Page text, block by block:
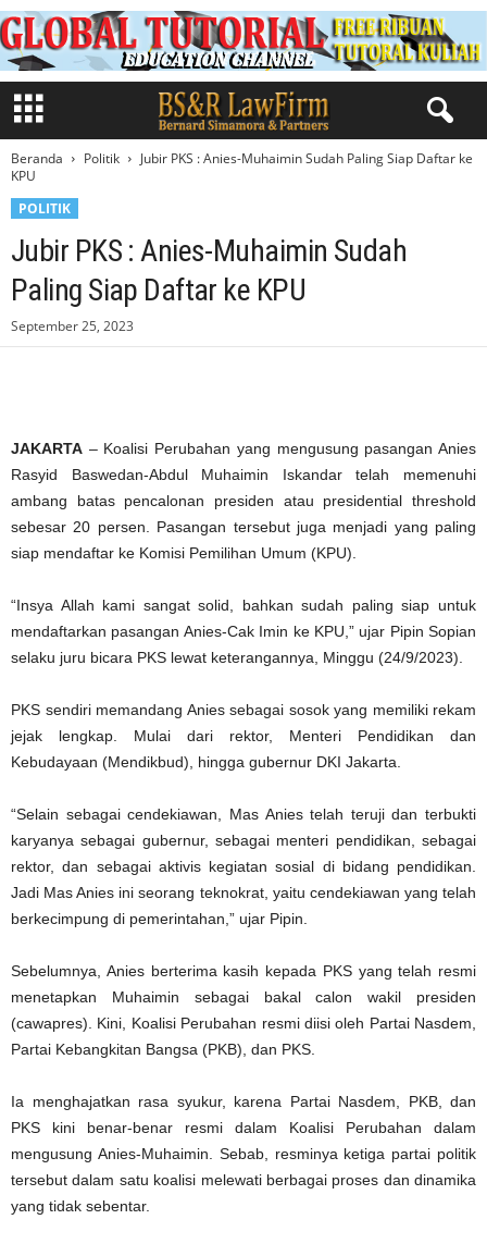
Beranda Politik
Jubir PKS : Anies-Muhaimin Sudah Paling Siap Daftar ke
KPU
POLITIK
Jubir PKS : Anies-Muhaimin Sudah
Paling Siap Daftar ke KPU
September 25, 2023
JAKARTA – Koalisi Perubahan yang mengusung pasangan Anies
Rasyid Baswedan-Abdul Muhaimin Iskandar telah memenuhi
ambang batas pencalonan presiden atau presidential threshold
sebesar 20 persen. Pasangan tersebut juga menjadi yang paling
siap mendaftar ke Komisi Pemilihan Umum (KPU).
“Insya Allah kami sangat solid, bahkan sudah paling siap untuk
mendaftarkan pasangan Anies-Cak Imin ke KPU,” ujar Pipin Sopian
selaku juru bicara PKS lewat keterangannya, Minggu (24/9/2023).
PKS sendiri memandang Anies sebagai sosok yang memiliki rekam
jejak lengkap. Mulai dari rektor, Menteri Pendidikan dan
Kebudayaan (Mendikbud), hingga gubernur DKI Jakarta.
“Selain sebagai cendekiawan, Mas Anies telah teruji dan terbukti
karyanya sebagai gubernur, sebagai menteri pendidikan, sebagai
rektor, dan sebagai aktivis kegiatan sosial di bidang pendidikan.
Jadi Mas Anies ini seorang teknokrat, yaitu cendekiawan yang telah
berkecimpung di pemerintahan,” ujar Pipin.
Sebelumnya, Anies berterima kasih kepada PKS yang telah resmi
menetapkan Muhaimin sebagai bakal calon wakil presiden
(cawapres). Kini, Koalisi Perubahan resmi diisi oleh Partai Nasdem,
Partai Kebangkitan Bangsa (PKB), dan PKS.
Ia menghajatkan rasa syukur, karena Partai Nasdem, PKB, dan
PKS kini benar-benar resmi dalam Koalisi Perubahan dalam
mengusung Anies-Muhaimin. Sebab, resminya ketiga partai politik
tersebut dalam satu koalisi melewati berbagai proses dan dinamika
yang tidak sebentar.